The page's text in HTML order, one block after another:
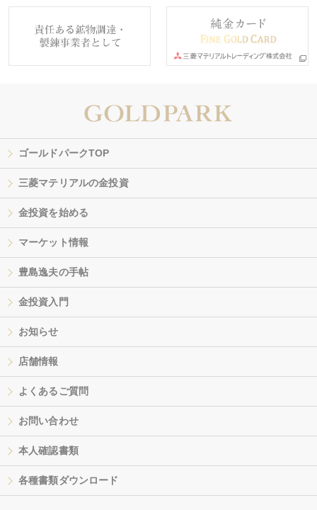
ゴールドパークTOP
三菱マテリアルの金投資
金投資を始める
マーケット情報
豊島逸夫の手帖
金投資入門
お知らせ
店舗情報
よくあるご質問
お問い合わせ
本人確認書類
各種書類ダウンロード